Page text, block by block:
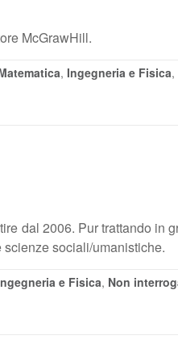
McGrawHill.
, Ingegneria e Fisica,
dal 2006. Pur trattando
sociali/umanistiche.
e Fisica, Non